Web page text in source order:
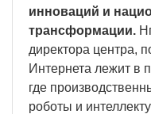
инноваций и
трансформации.
директора центра,
Интернета лежит в
где
роботы и